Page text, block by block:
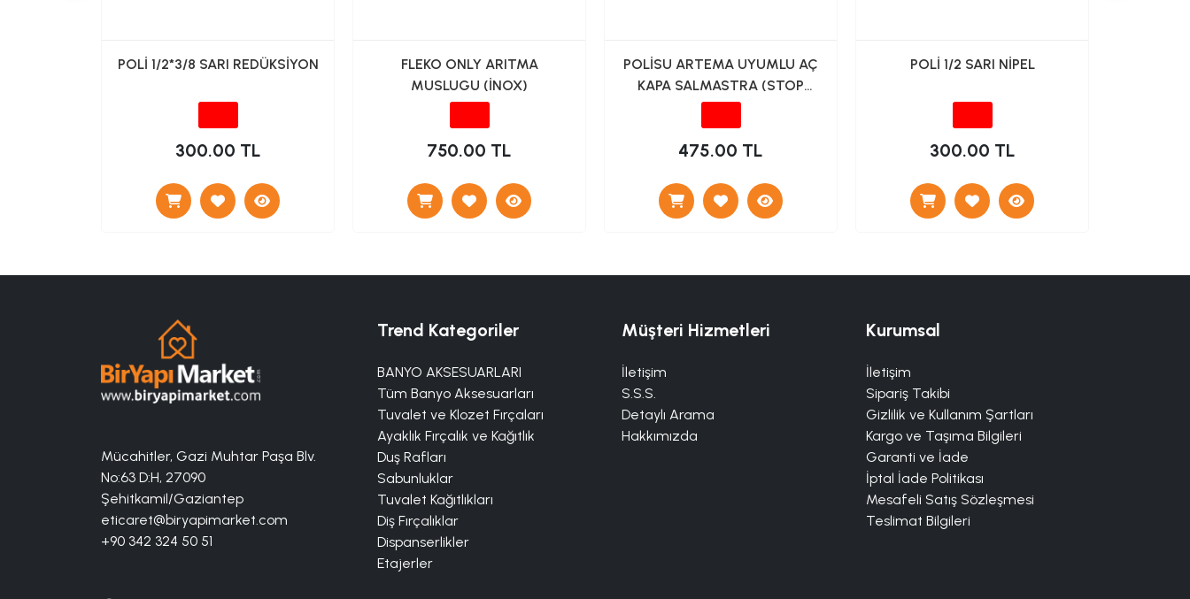
POLİ 1/2*3/8 SARI REDÜKSİYON
300.00 TL
FLEKO ONLY ARITMA
MUSLUGU (İNOX)
750.00 TL
POLİSU ARTEMA UYUMLU AÇ
KAPA SALMASTRA (STOP
VALF)
475.00 TL
POLİ 1/2 SARI NİPEL
300.00 TL
Mücahitler, Gazi Muhtar Paşa Blv.
No:63 D:H, 27090
Şehitkamil/Gaziantep
eticaret@biryapimarket.com
+90 342 324 50 51
Trend Kategoriler
BANYO AKSESUARLARI
Tüm Banyo Aksesuarları
Tuvalet ve Klozet Fırçaları
Ayaklık Fırçalık ve Kağıtlık
Duş Rafları
Sabunluklar
Tuvalet Kağıtlıkları
Diş Fırçalıklar
Dispanserlikler
Etajerler
Kurumsal
İletişim
Sipariş Takibi
Gizlilik ve Kullanım Şartları
Kargo ve Taşıma Bilgileri
Garanti ve İade
İptal İade Politikası
Mesafeli Satış Sözleşmesi
Teslimat Bilgileri
Müşteri Hizmetleri
İletişim
S.S.S.
Detaylı Arama
Hakkımızda